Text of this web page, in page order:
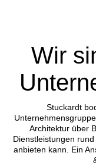
Wir
Stuckardt
Architektur über
Dienstleistungen
anbieten kann. Ein